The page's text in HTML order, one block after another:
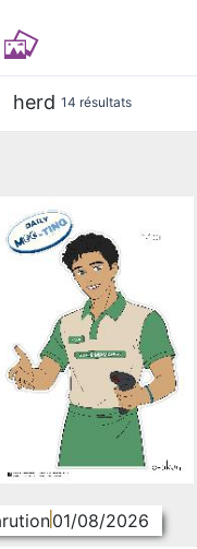
herd 14 résultats
01/08/2026